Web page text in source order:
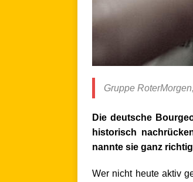
Gruppe
Die deutsche
historisch
nannte sie ganz
Wer nicht heute aktiv